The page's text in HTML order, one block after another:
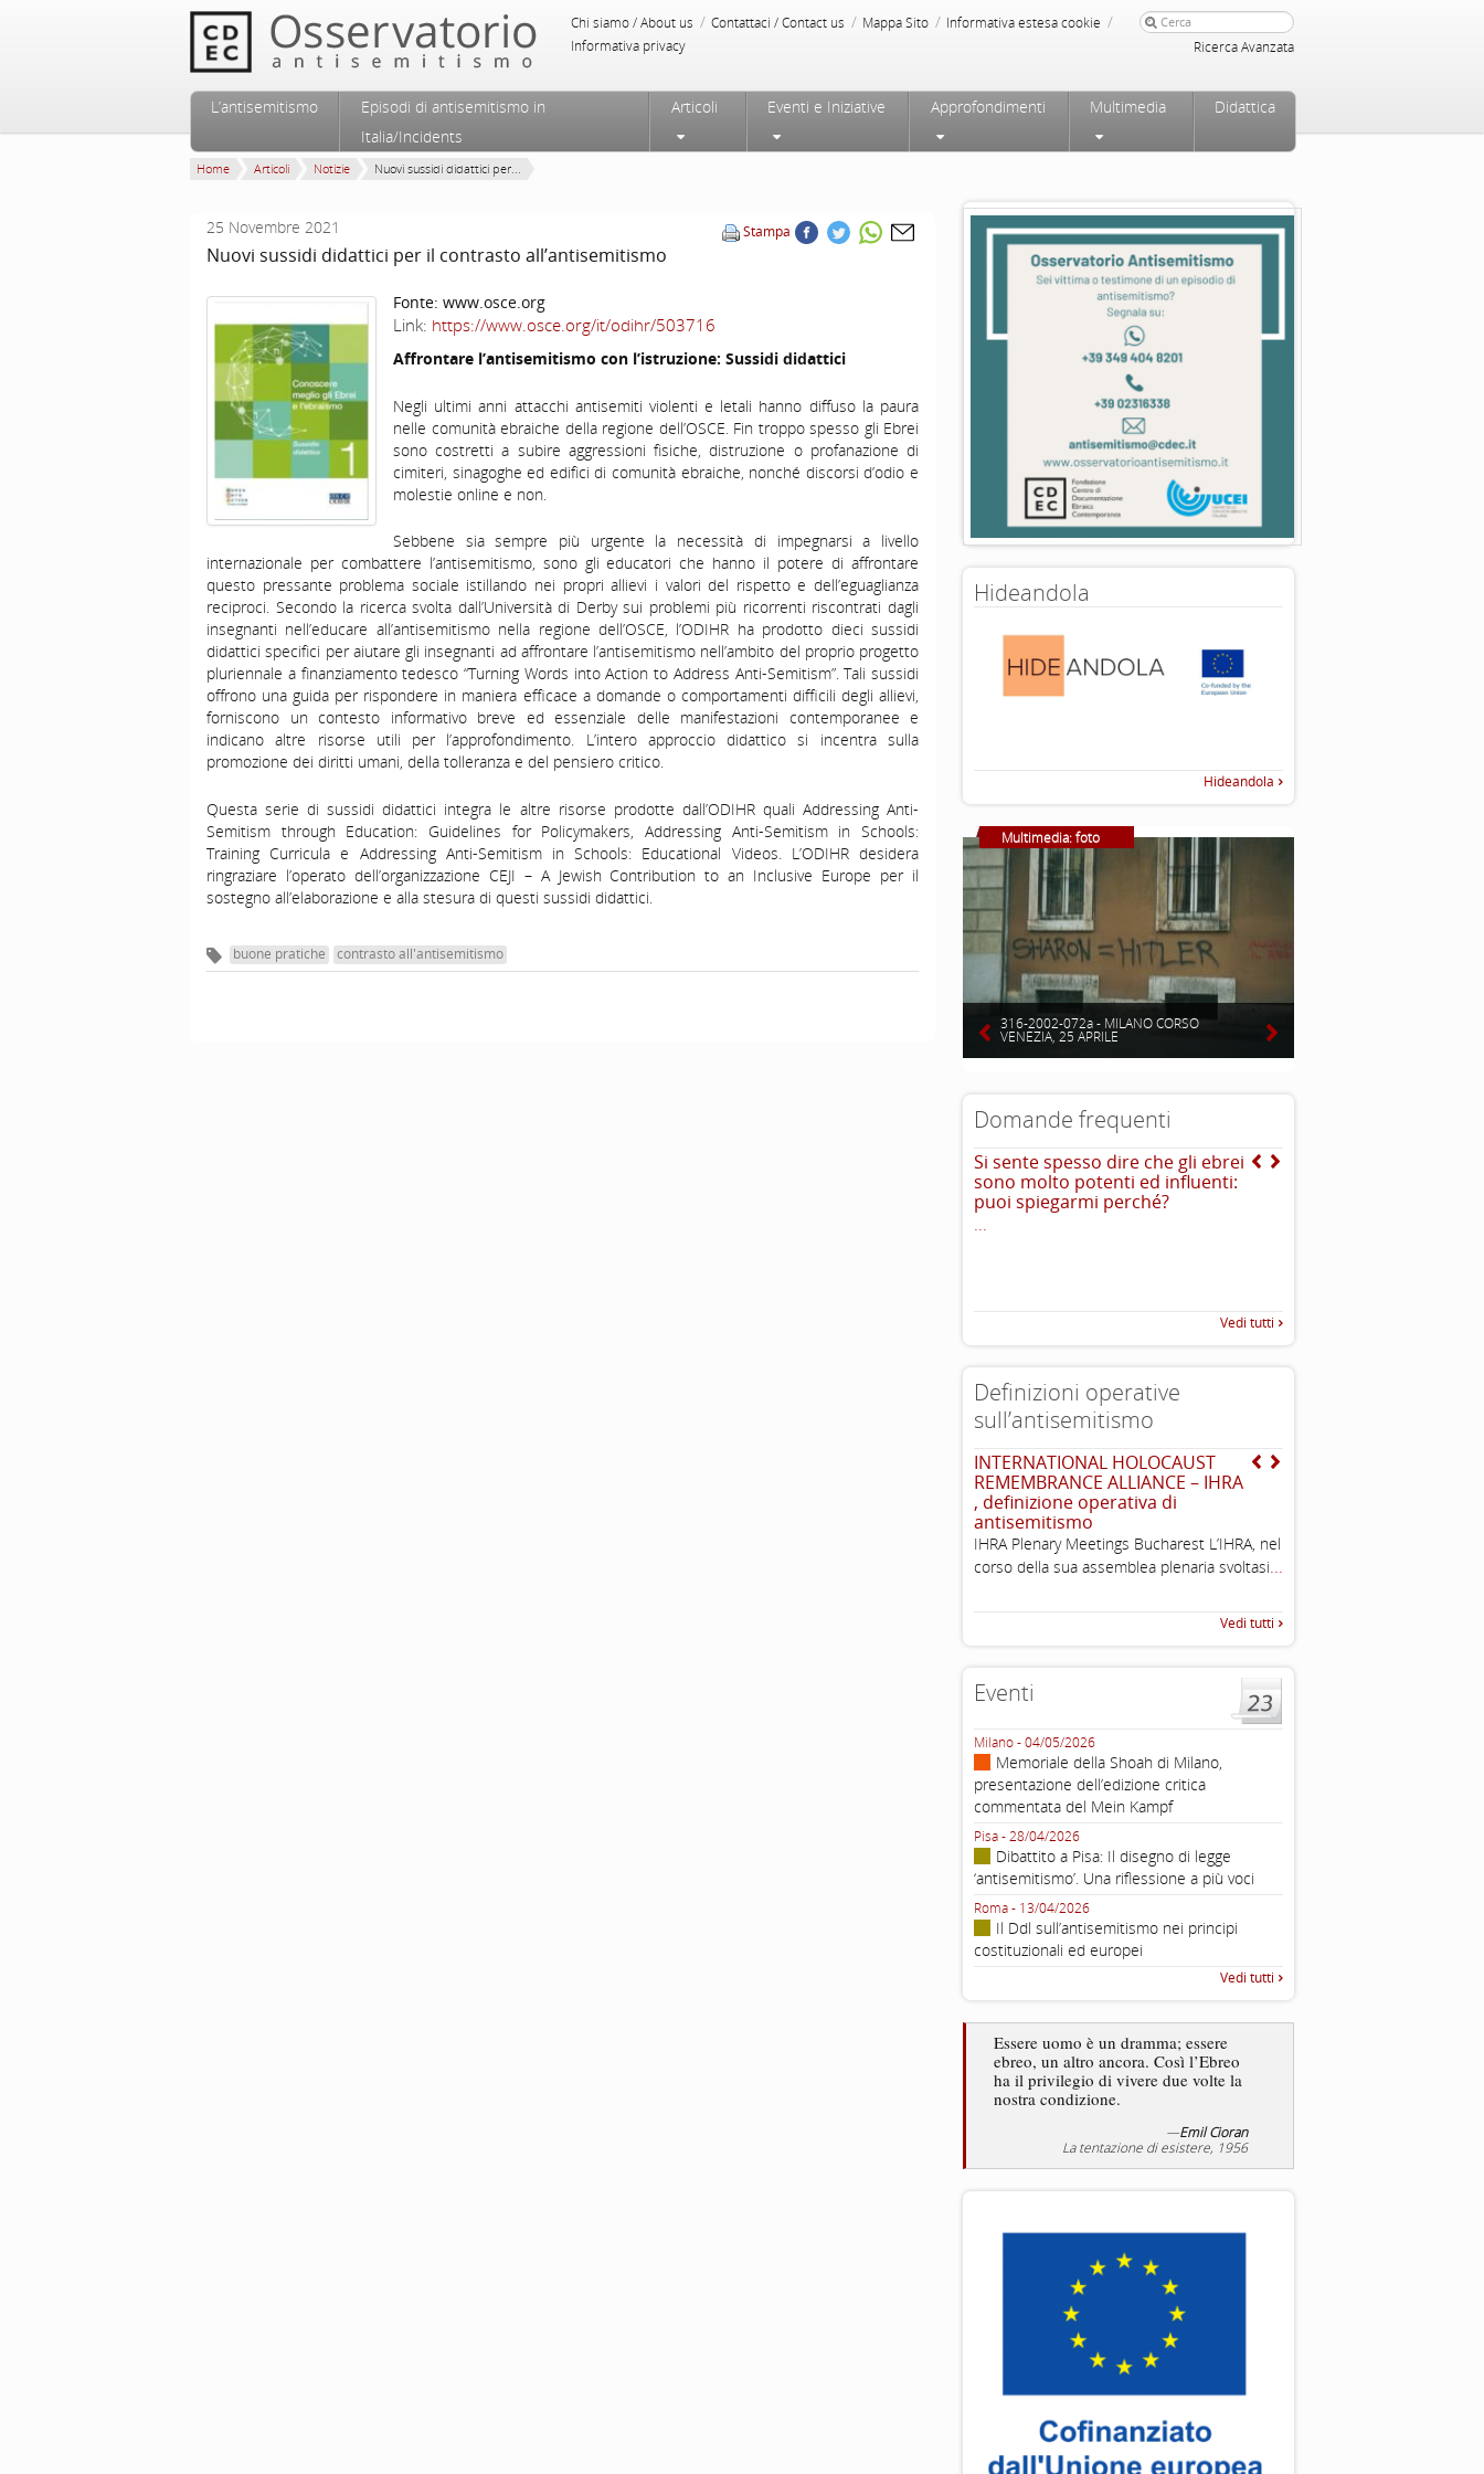
Chi siamo / About us / Contattaci / Contact us / Mappa Sito / Informativa estesa cookie /
Informativa privacy Ricerca Avanzata
Menu principale
Vai al contenuto principale
Vai al contenuto secondario
L’antisemitismo
Episodi di antisemitismo in
Italia/Incidents
Articoli Eventi e Iniziative Approfondimenti Multimedia Didattica
Home Articoli Notizie Nuovi sussidi didattici per...
Stampa
25 Novembre 2021
Nuovi sussidi didattici per il contrasto all’antisemitismo
Fonte: www.osce.org
Link: https://www.osce.org/it/odihr/503716
Affrontare l’antisemitismo con l’istruzione: Sussidi didattici
Negli ultimi anni attacchi antisemiti violenti e letali hanno diffuso la paura
nelle comunità ebraiche della regione dell’OSCE. Fin troppo spesso gli Ebrei
sono costretti a subire aggressioni fisiche, distruzione o profanazione di
cimiteri, sinagoghe ed edifici di comunità ebraiche, nonché discorsi d’odio e
molestie online e non.
Sebbene sia sempre più urgente la necessità di impegnarsi a livello
internazionale per combattere l’antisemitismo, sono gli educatori che hanno il potere di affrontare
questo pressante problema sociale istillando nei propri allievi i valori del rispetto e dell’eguaglianza
reciproci. Secondo la ricerca svolta dall’Università di Derby sui problemi più ricorrenti riscontrati dagli
insegnanti nell’educare all’antisemitismo nella regione dell’OSCE, l’ODIHR ha prodotto dieci sussidi
didattici specifici per aiutare gli insegnanti ad affrontare l’antisemitismo nell’ambito del proprio progetto
pluriennale a finanziamento tedesco “Turning Words into Action to Address Anti-Semitism”. Tali sussidi
offrono una guida per rispondere in maniera efficace a domande o comportamenti difficili degli allievi,
forniscono un contesto informativo breve ed essenziale delle manifestazioni contemporanee e
indicano altre risorse utili per l’approfondimento. L’intero approccio didattico si incentra sulla
promozione dei diritti umani, della tolleranza e del pensiero critico.
Questa serie di sussidi didattici integra le altre risorse prodotte dall’ODIHR quali Addressing Anti-
Semitism through Education: Guidelines for Policymakers, Addressing Anti-Semitism in Schools:
Training Curricula e Addressing Anti-Semitism in Schools: Educational Videos. L’ODIHR desidera
ringraziare l’operato dell’organizzazione CEJI – A Jewish Contribution to an Inclusive Europe per il
sostegno all’elaborazione e alla stesura di questi sussidi didattici.
buone pratiche contrasto all'antisemitismo
Hideandola
Hideandola
Multimedia: foto
316-2002-072a - MILANO CORSO
VENEZIA, 25 APRILE
Domande frequenti
Si sente spesso dire che gli ebrei
sono molto potenti ed influenti:
puoi spiegarmi perché?
...
Vedi tutti
Definizioni operative
sull’antisemitismo
INTERNATIONAL HOLOCAUST
REMEMBRANCE ALLIANCE – IHRA
, definizione operativa di
antisemitismo
IHRA Plenary Meetings Bucharest L’IHRA, nel
corso della sua assemblea plenaria svoltasi...
Vedi tutti
Eventi
Milano - 04/05/2026
Memoriale della Shoah di Milano,
presentazione dell’edizione critica
commentata del Mein Kampf
Pisa - 28/04/2026
Dibattito a Pisa: Il disegno di legge
‘antisemitismo’. Una riflessione a più voci
Roma - 13/04/2026
Il Ddl sull’antisemitismo nei principi
costituzionali ed europei
Vedi tutti
Essere uomo è un dramma; essere
ebreo, un altro ancora. Così l’Ebreo
ha il privilegio di vivere due volte la
nostra condizione.
—Emil Cioran
La tentazione di esistere, 1956